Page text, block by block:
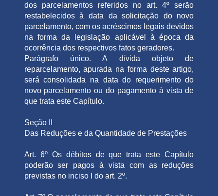
dos parcelamentos referidos no art. 4º serão
restabelecidos à data da solicitação do novo
parcelamento, com os acréscimos legais devidos
na forma da legislação aplicável à época da
ocorrência dos respectivos fatos geradores.
Parágrafo único. A dívida objeto de
reparcelamento, apurada na forma deste artigo,
será consolidada na data do requerimento do
novo parcelamento ou do pagamento à vista de
que trata este Capítulo.
Seção II
Das Reduções e da Quantidade de Prestações
Art. 6º Os débitos de que trata este Capítulo
poderão ser pagos à vista com as reduções
previstas no inciso I do art. 2º.